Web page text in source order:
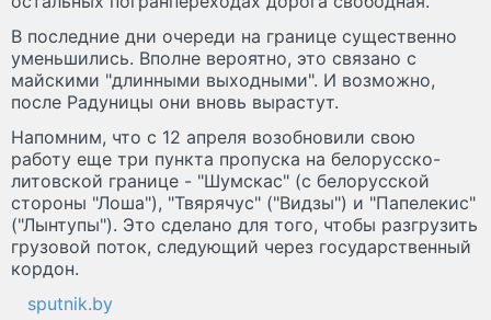
В последние дни очереди на границе существенно
уменьшились. Вполне вероятно, это связано с
майскими "длинными выходными". И возможно,
после Радуницы они вновь вырастут.
Напомним, что с 12 апреля возобновили свою
работу еще три пункта пропуска на белорусско-
литовской границе - "Шумскас" (с белорусской
стороны "Лоша"), "Твярячус" ("Видзы") и "Папелекис"
("Лынтупы"). Это сделано для того, чтобы разгрузить
грузовой поток, следующий через государственный
кордон.
sputnik.by